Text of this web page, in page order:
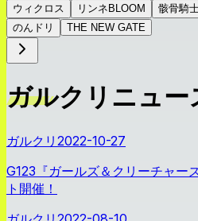
ウィクロス
リンネBLOOM 骸骨騎
のんドリ
THE NEW GATE
ガルクリニュー
ガルクリ 2022-10-27
G123『ガールズ＆クリーチャー
ト開催！